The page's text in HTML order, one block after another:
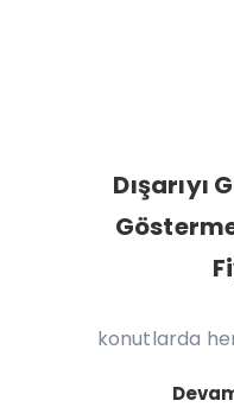
Dışarıyı
Dışarıyı
konutlarda